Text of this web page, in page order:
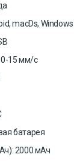
macDs, Windows
15 мм/с
батарея
2000 мАч